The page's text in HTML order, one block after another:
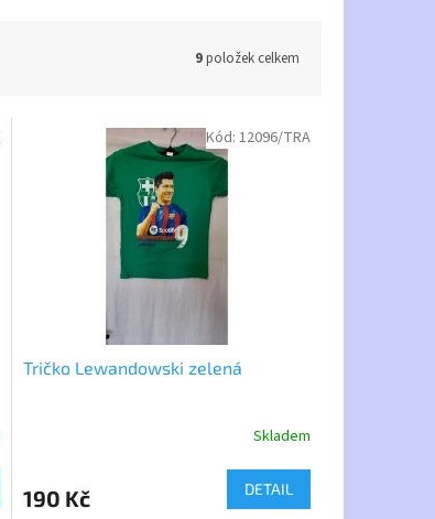
9položek celkem
Tričko Lewandowski zelená
je
Skladem
190 Kč DETAIL
Kód: 12096/TRA